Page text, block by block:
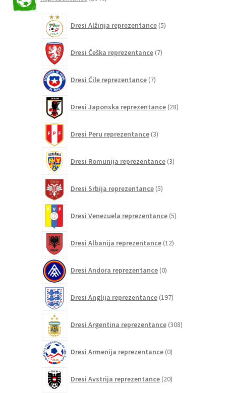
izdelkov
Dresi Alžirija reprezentance 5izdelkov
Dresi Češka reprezentance 7izdelkov
Dresi Čile reprezentance 7izdelkov
Dresi Japonska reprezentance 28izdelkov
Dresi Peru reprezentance 3izdelki
Dresi Romunija reprezentance 3izdelki
Dresi Srbija reprezentance 5izdelkov
Dresi Venezuela reprezentance 5izdelkov
Dresi Albanija reprezentance 12izdelkov
Dresi Andora reprezentance 0izdelkov
Dresi Anglija reprezentance 197izdelkov
Dresi Argentina reprezentance 308izdelkov
Dresi Armenija reprezentance 0izdelkov
Dresi Avstrija reprezentance 20izdelkov